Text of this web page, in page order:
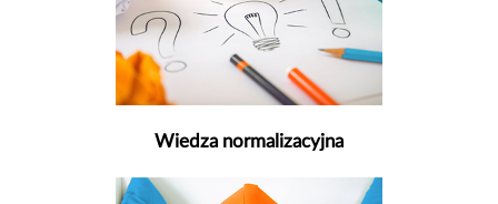
Wiedza normalizacyjna